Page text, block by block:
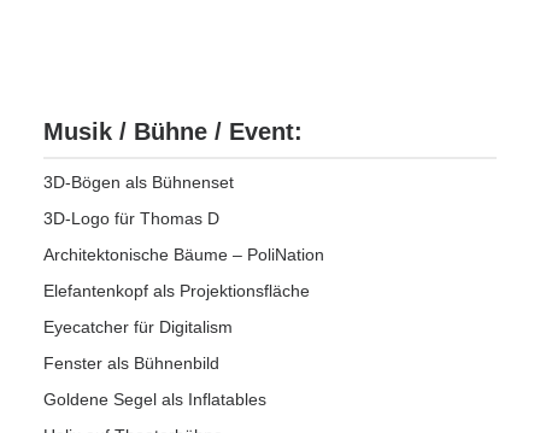
Musik / Bühne / Event:
3D-Bögen als Bühnenset
3D-Logo für Thomas D
Architektonische Bäume – PoliNation
Elefantenkopf als Projektionsfläche
Eyecatcher für Digitalism
Fenster als Bühnenbild
Goldene Segel als Inflatables